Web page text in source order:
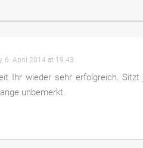
6. April 2014 at 19:43
Ihr wieder sehr erfolgreich.
unbemerkt.